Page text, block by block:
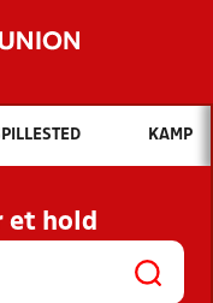
vil du søge efter?
OG NYHEDER
KLUBBER OG
KAMP
et hold